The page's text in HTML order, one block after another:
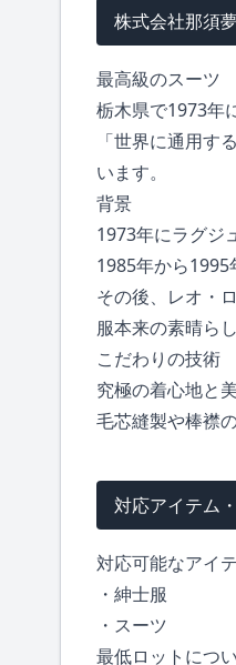
株式会社那須
最高級のスーツ
栃木県で1973年
「世界に通用す
います。
背景
1973年にラグジ
1985年から1995
その後、レオ・
服本来の素晴ら
こだわりの技術
究極の着心地と
毛芯縫製や棒襟
対応アイテム
対応可能なアイ
・紳士服
・スーツ
最低ロットにつ